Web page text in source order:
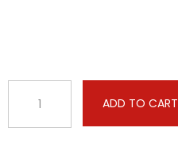
3
ADD TO CART